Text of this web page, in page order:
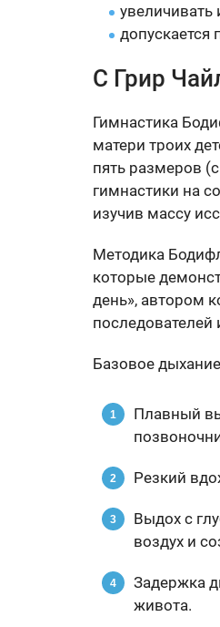
увеличивать
допускается
С Грир
Гимнастика
матери троих
пять размеров
гимнастики на
изучив массу
Методика
которые
день», автором
последователей
Базовое
Плавный
Резкий
Выдох с
воздух и
Задержка
живота.